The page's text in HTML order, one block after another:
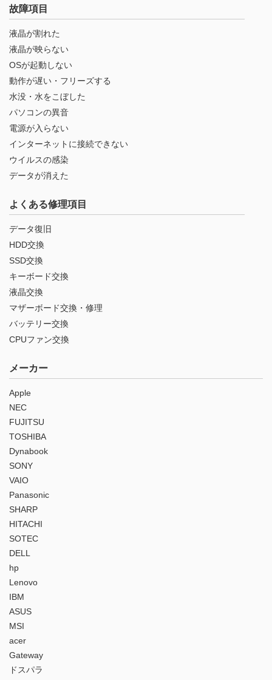
故障項目
液晶が割れた
液晶が映らない
OSが起動しない
動作が遅い・フリーズする
水没・水をこぼした
パソコンの異音
電源が入らない
インターネットに接続できない
ウイルスの感染
データが消えた
よくある修理項目
データ復旧
HDD交換
SSD交換
キーボード交換
液晶交換
マザーボード交換・修理
バッテリー交換
CPUファン交換
メーカー
Apple
NEC
FUJITSU
TOSHIBA
Dynabook
SONY
VAIO
Panasonic
SHARP
HITACHI
SOTEC
DELL
hp
Lenovo
IBM
ASUS
MSI
acer
Gateway
ドスパラ